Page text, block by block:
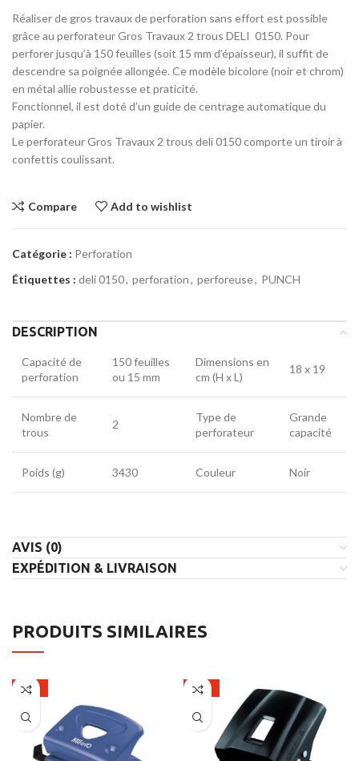
initial
était :
900.00 د.م..
actuel
est :
830.00 د.م..
Réaliser de gros travaux de perforation sans effort est possible
grâce au perforateur Gros Travaux 2 trous DELI 0150. Pour
perforer jusqu’à 150 feuilles (soit 15 mm d’épaisseur), il suffit de
descendre sa poignée allongée. Ce modèle bicolore (noir et chrom)
en métal allie robustesse et praticité.
Fonctionnel, il est doté d’un guide de centrage automatique du
papier.
Le perforateur Gros Travaux 2 trous deli 0150 comporte un tiroir à
confettis coulissant.
Compare Add to wishlist
Catégorie : Perforation
Étiquettes : deli 0150, perforation, perforeuse, PUNCH
DESCRIPTION
Capacité de
perforation
150 feuilles
ou 15 mm
Dimensions en
cm (H x L)
18 x 19
Nombre de
trous
2
Type de
perforateur
Grande
capacité
Poids (g) 3430 Couleur Noir
AVIS (0)
EXPÉDITION & LIVRAISON
PRODUITS SIMILAIRES
-31% -21%